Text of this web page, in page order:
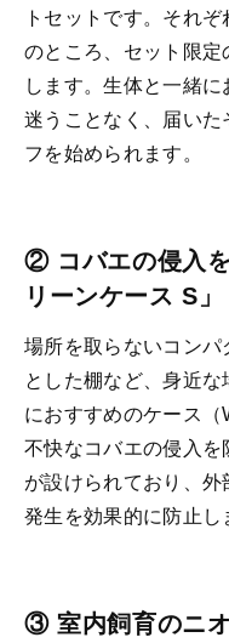
トセットです。それ
のところ、セット限
します。生体と一緒
迷うことなく、届いた
フを始められます。
② コバエの侵入
リーンケース S」
場所を取らないコンパ
とした棚など、身近
におすすめのケース（
不快なコバエの侵入
が設けられており、
発生を効果的に防止し
③ 室内飼育のニ